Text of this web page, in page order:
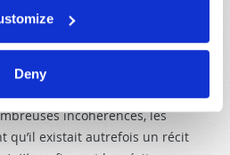
Deny
d’Aaron » est un terme
nulle part dans le
incohérences, les
qu’il existait autrefois un récit